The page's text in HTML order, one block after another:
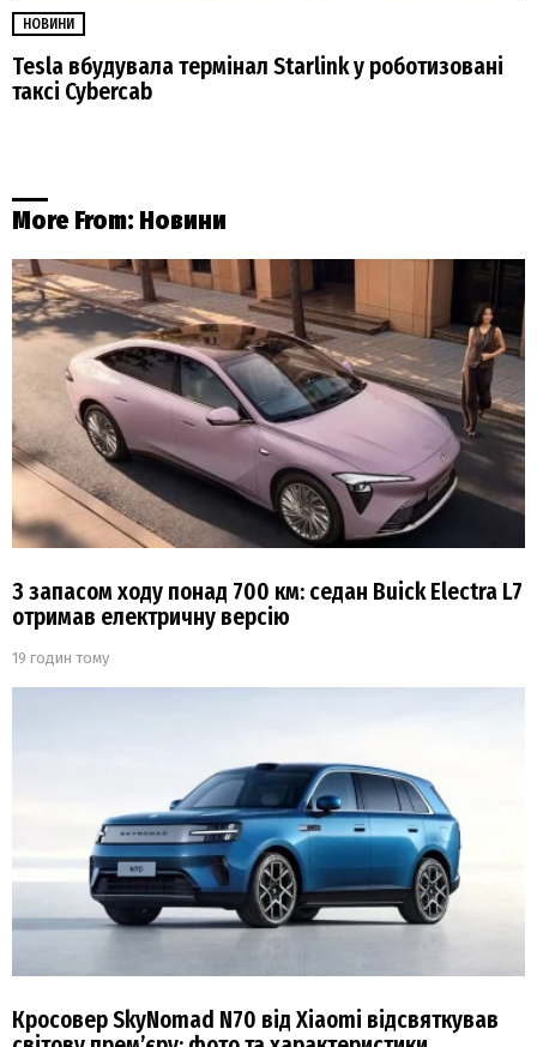
НОВИНИ
Tesla вбудувала термінал Starlink у роботизовані
таксі Cybercab
More From: Новини
З запасом ходу понад 700 км: седан Buick Electra L7
отримав електричну версію
19 годин тому
Кросовер SkyNomad N70 від Xiaomi відсвяткував